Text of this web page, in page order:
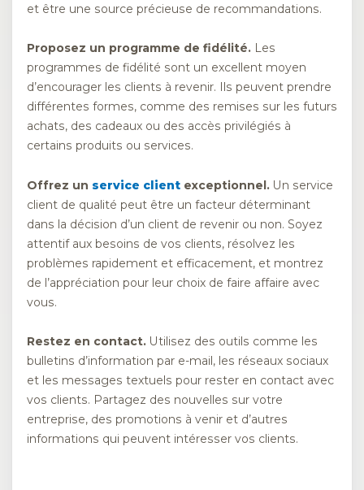
et être une source précieuse de recommandations.
Proposez un programme de fidélité. Les
programmes de fidélité sont un excellent moyen
d’encourager les clients à revenir. Ils peuvent prendre
différentes formes, comme des remises sur les futurs
achats, des cadeaux ou des accès privilégiés à
certains produits ou services.
Offrez un service client exceptionnel. Un service
client de qualité peut être un facteur déterminant
dans la décision d’un client de revenir ou non. Soyez
attentif aux besoins de vos clients, résolvez les
problèmes rapidement et efficacement, et montrez
de l’appréciation pour leur choix de faire affaire avec
vous.
Restez en contact. Utilisez des outils comme les
bulletins d’information par e-mail, les réseaux sociaux
et les messages textuels pour rester en contact avec
vos clients. Partagez des nouvelles sur votre
entreprise, des promotions à venir et d’autres
informations qui peuvent intéresser vos clients.